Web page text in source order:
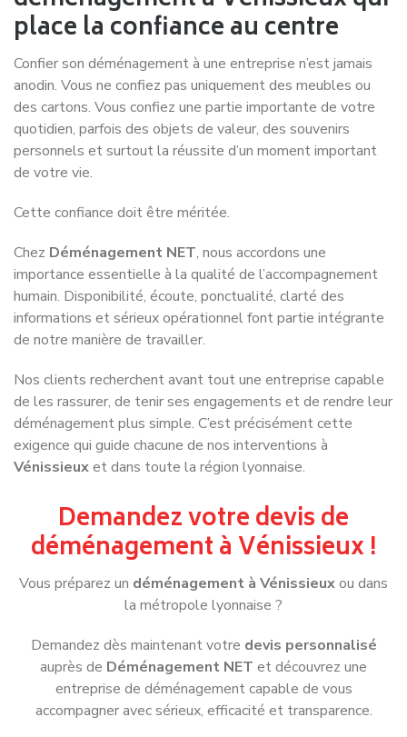
Politique de cookies
Nous utilisons uniquement des cookies pour améliorer votre
cliquant sur "Accepter", vous acceptez ces cookies.
Refuser Accepter
Service de déménagement à
Service de déménagement à
Valence
Service de déménagement à
Service de déménagement à
Service de déménagement à
Villefranche-sur-Saône
Service de déménagement à
Notre service clients répond
NotreFAQ spéciale
déménagement à Vénissieux
Pourquoi choisir Déménagement NET pour